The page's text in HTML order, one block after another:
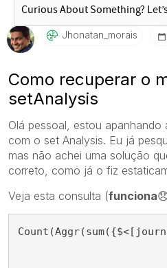
Jhonatan_morais
Como recuperar o
setAnalysis
Olá pessoal, estou apanhando
com o set Analysis. Eu já
mas não achei uma solução
correto, como já o fiz
Veja esta consulta (funciona